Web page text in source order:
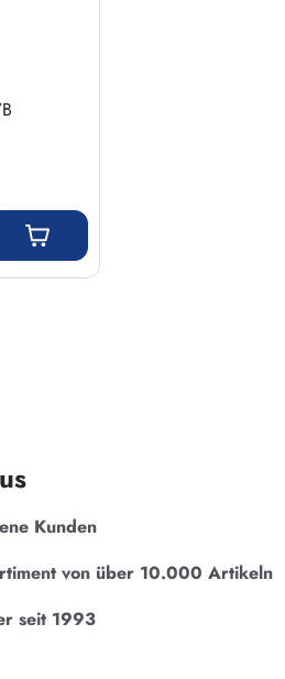
Kunden
von über 10.000 Artikeln
seit 1993